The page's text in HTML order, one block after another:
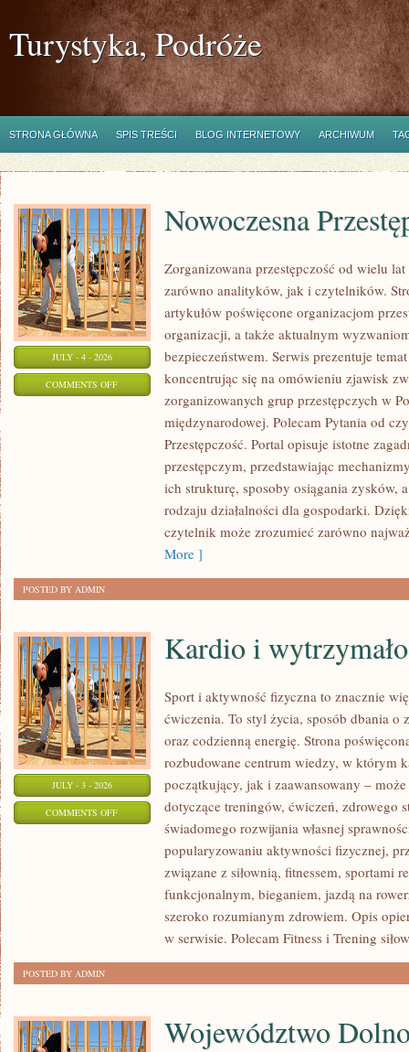
Turystyka, Podróże
STRONA GŁÓWNA SPIS TREŚCI BLOG INTERNETOWY ARCHIWUM
JULY - 4 - 2026
COMMENTS OFFON
NOWOCZESNA
PRZESTĘPCZOŚĆ
Nowoczesna
Zorganizowana przestępczość od wielu
zarówno analityków, jak i czytelników.
artykułów poświęcone organizacjom
organizacji, a także aktualnym
bezpieczeństwem. Serwis prezentuje
koncentrując się na omówieniu zjawisk
zorganizowanych grup przestępczych w
międzynarodowej. Polecam Pytania od
Przestępczość. Portal opisuje istotne
przestępczym, przedstawiając
ich strukturę, sposoby osiągania zysków,
rodzaju działalności dla gospodarki.
czytelnik może zrozumieć zarówno
More ]
POSTED BY ADMIN
JULY - 3 - 2026
COMMENTS OFFON
WYTRZYMAŁOŚĆ
Kardio i
Sport i aktywność fizyczna to znacznie
ćwiczenia. To styl życia, sposób dbania o
oraz codzienną energię. Strona
rozbudowane centrum wiedzy, w którym
początkujący, jak i zaawansowany –
dotyczące treningów, ćwiczeń, zdrowego
świadomego rozwijania własnej
popularyzowaniu aktywności fizycznej,
związane z siłownią, fitnessem, sportami
funkcjonalnym, bieganiem, jazdą na
szeroko rozumianym zdrowiem. Opis
w serwisie. Polecam Fitness i Trening
POSTED BY ADMIN
Województwo